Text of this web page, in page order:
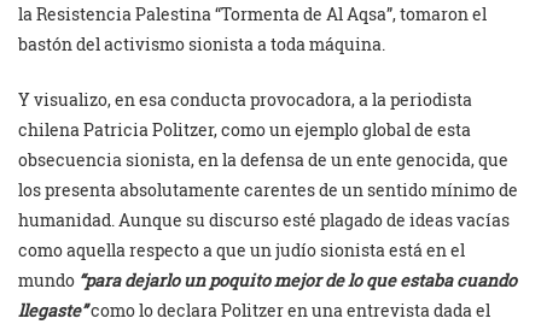
la Resistencia Palestina “Tormenta de Al Aqsa”, tomaron el
bastón del activismo sionista a toda máquina.
Y visualizo, en esa conducta provocadora, a la periodista
chilena Patricia Politzer, como un ejemplo global de esta
obsecuencia sionista, en la defensa de un ente genocida, que
los presenta absolutamente carentes de un sentido mínimo de
humanidad. Aunque su discurso esté plagado de ideas vacías
como aquella respecto a que un judío sionista está en el
mundo “para dejarlo un poquito mejor de lo que estaba cuando
llegaste”como lo declara Politzer en una entrevista dada el